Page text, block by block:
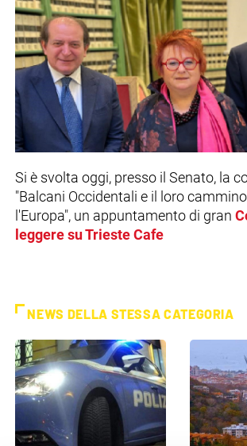
Si è svolta oggi, presso il Senato, la
"Balcani Occidentali e il loro
l'Europa", un appuntamento di gran
leggere su Trieste Cafe
NEWS DELLA STESSA CATEGORIA